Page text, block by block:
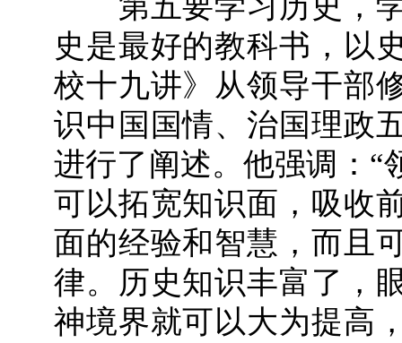
史是最好的教科书，以
校十九讲》从领导干部
识中国国情、治国理政
进行了阐述。他强调：“
可以拓宽知识面，吸收
面的经验和智慧，而且
律。历史知识丰富了，
神境界就可以大为提高